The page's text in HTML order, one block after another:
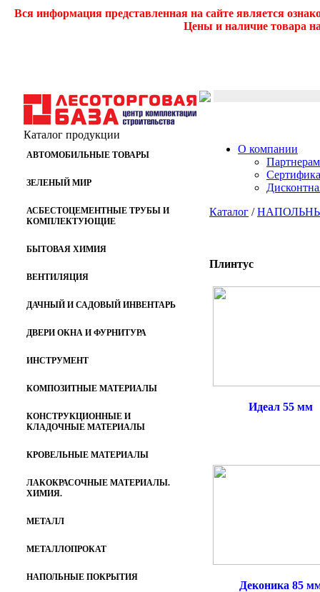
Вся информация представленная на сайте является
Цены и наличие товара
Каталог продукции
АВТОМОБИЛЬНЫЕ ТОВАРЫ
ЗЕЛЕНЫЙ МИР
АСБЕСТОЦЕМЕНТНЫЕ ТРУБЫ И
КОМПЛЕКТУЮЩИЕ
БЫТОВАЯ ХИМИЯ
ВЕНТИЛЯЦИЯ
ДАЧНЫЙ И САДОВЫЙ ИНВЕНТАРЬ
ДВЕРИ ОКНА И ФУРНИТУРА
ИНСТРУМЕНТ
КОМПОЗИТНЫЕ МАТЕРИАЛЫ
КОНСТРУКЦИОННЫЕ И
КЛАДОЧНЫЕ МАТЕРИАЛЫ
КРОВЕЛЬНЫЕ МАТЕРИАЛЫ
ЛАКОКРАСОЧНЫЕ МАТЕРИАЛЫ.
ХИМИЯ.
МЕТАЛЛ
МЕТАЛЛОПРОКАТ
НАПОЛЬНЫЕ ПОКРЫТИЯ
О компании
Партнерам
Каталог /
Плинтус
Идеал 55 мм
Деконика 85